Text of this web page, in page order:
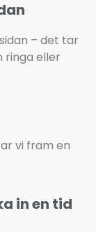
– det tar
ringa eller
vi fram en
in en tid